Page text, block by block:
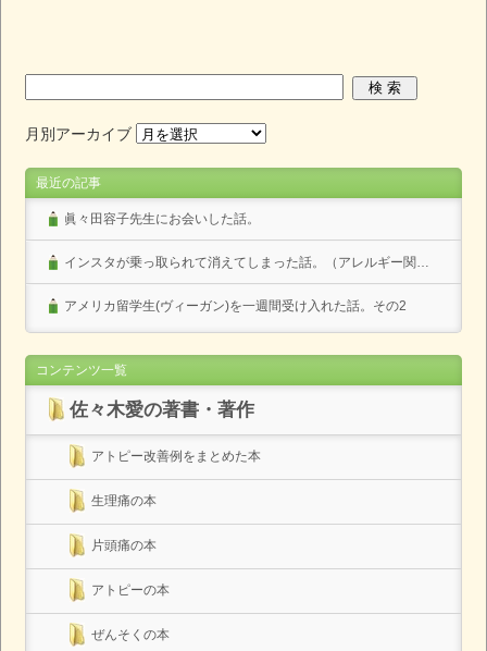
月別アーカイブ
最近の記事
眞々田容子先生にお会いした話。
インスタが乗っ取られて消えてしまった話。（アレルギー関係なし）
アメリカ留学生(ヴィーガン)を一週間受け入れた話。その2
コンテンツ一覧
佐々木愛の著書・著作
アトピー改善例をまとめた本
生理痛の本
片頭痛の本
アトピーの本
ぜんそくの本